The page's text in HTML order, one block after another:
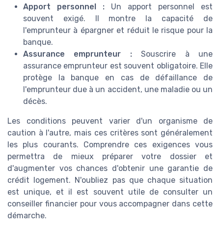
Apport personnel : Un apport personnel est
souvent exigé. Il montre la capacité de
l'emprunteur à épargner et réduit le risque pour la
banque.
Assurance emprunteur :Souscrire à une
assurance emprunteur est souvent obligatoire. Elle
protège la banque en cas de défaillance de
l'emprunteur due à un accident, une maladie ou un
décès.
Les conditions peuvent varier d'un organisme de
caution à l'autre, mais ces critères sont généralement
les plus courants. Comprendre ces exigences vous
permettra de mieux préparer votre dossier et
d'augmenter vos chances d'obtenir une garantie de
crédit logement. N'oubliez pas que chaque situation
est unique, et il est souvent utile de consulter un
conseiller financier pour vous accompagner dans cette
démarche.